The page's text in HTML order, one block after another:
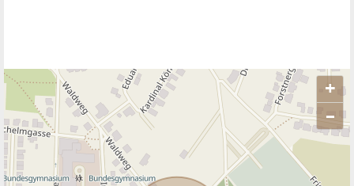
+
–
ANBIETER KONTAKTIEREN